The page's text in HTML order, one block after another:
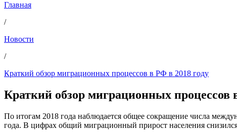
Главная
/
Новости
/
Краткий обзор миграционных процессов в РФ в 2018 году
Краткий обзор миграционных процессов
По итогам 2018 года наблюдается общее сокращение числа
года. В цифрах общий миграционный прирост населения